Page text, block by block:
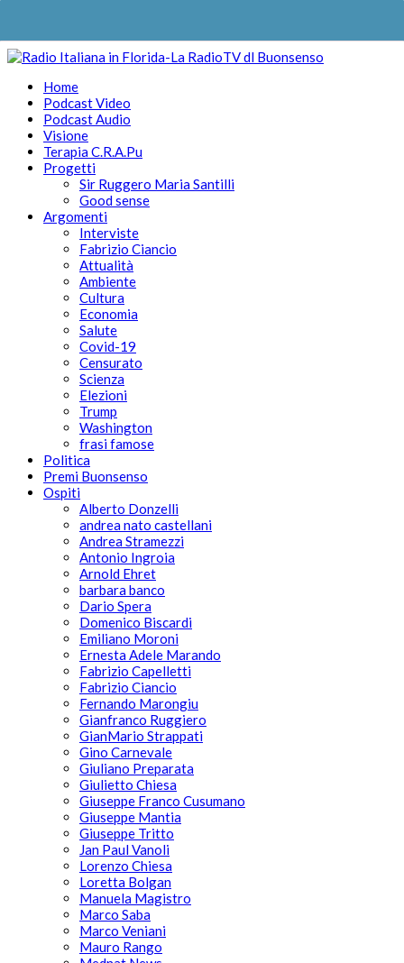
Home
Podcast Video
Podcast Audio
Visione
Terapia C.R.A.Pu
Progetti
Sir Ruggero Maria Santilli
Good sense
Argomenti
Interviste
Fabrizio Ciancio
Attualità
Ambiente
Cultura
Economia
Salute
Covid-19
Censurato
Scienza
Elezioni
Trump
Washington
frasi famose
Politica
Premi Buonsenso
Ospiti
Alberto Donzelli
andrea nato castellani
Andrea Stramezzi
Antonio Ingroia
Arnold Ehret
barbara banco
Dario Spera
Domenico Biscardi
Emiliano Moroni
Ernesta Adele Marando
Fabrizio Capelletti
Fabrizio Ciancio
Fernando Marongiu
Gianfranco Ruggiero
GianMario Strappati
Gino Carnevale
Giuliano Preparata
Giulietto Chiesa
Giuseppe Franco Cusumano
Giuseppe Mantia
Giuseppe Tritto
Jan Paul Vanoli
Lorenzo Chiesa
Loretta Bolgan
Manuela Magistro
Marco Saba
Marco Veniani
Mauro Rango